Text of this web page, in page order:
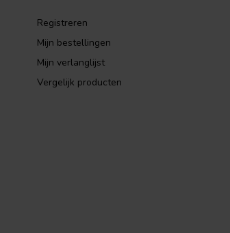
Registreren
Mijn bestellingen
Mijn verlanglijst
Vergelijk producten